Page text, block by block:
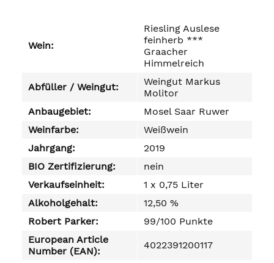
Wein:
Riesling Auslese
feinherb ***
Graacher
Himmelreich
Abfüller / Weingut:
Weingut Markus
Molitor
Anbaugebiet:
Mosel Saar Ruwer
Weinfarbe:
Weißwein
Jahrgang:
2019
BIO Zertifizierung:
nein
Verkaufseinheit:
1 x 0,75 Liter
Alkoholgehalt:
12,50 %
Robert Parker:
99/100 Punkte
European Article
Number (EAN):
4022391200117